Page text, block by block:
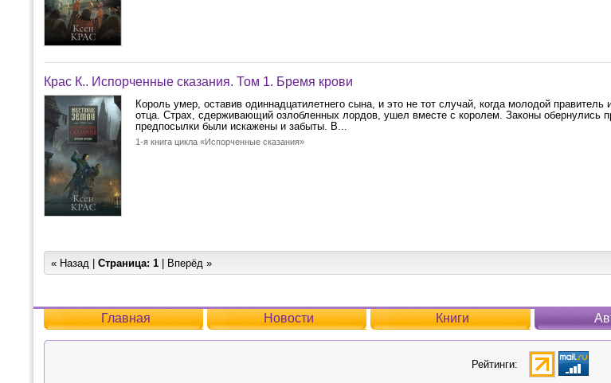
Крас К.. Испорченные сказания. Том 1. Бремя крови
Король умер, оставив одиннадцатилетнего сына, и это не тот случай, когда молодой правитель
отца. Страх, сдерживающий озлобленных лордов, ушел вместе с королем. Законы обернулись
предпосылки были искажены и забыты. В...
1-я книга цикла «Испорченные сказания»
« Назад | Страница: 1 | Вперёд »
Главная Новости Книги
Рейтинги: